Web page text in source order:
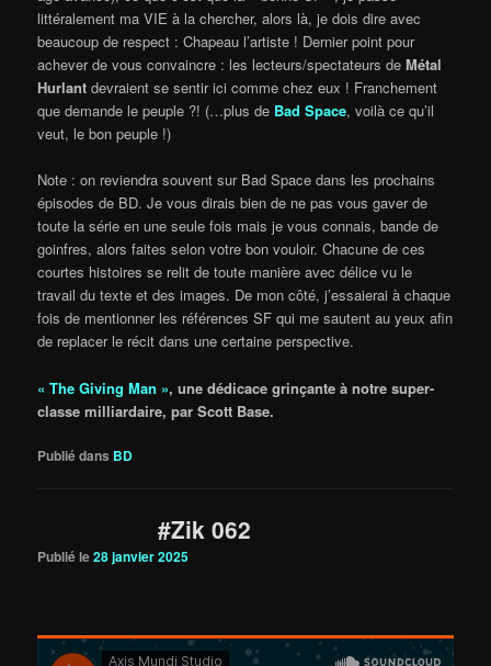
littéralement ma VIE à la chercher, alors là, je dois dire avec
beaucoup de respect : Chapeau l’artiste ! Dernier point pour
achever de vous convaincre : les lecteurs/spectateurs deMétal
Hurlant devraient se sentir ici comme chez eux ! Franchement
que demande le peuple ?! (…plus de Bad Space, voilà ce qu’il
veut, le bon peuple !)
Note : on reviendra souvent sur Bad Space dans les prochains
épisodes de BD. Je vous dirais bien de ne pas vous gaver de
toute la série en une seule fois mais je vous connais, bande de
goinfres, alors faites selon votre bon vouloir. Chacune de ces
courtes histoires se relit de toute manière avec délice vu le
travail du texte et des images. De mon côté, j’essaierai à chaque
fois de mentionner les références SF qui me sautent au yeux afin
de replacer le récit dans une certaine perspective.
« The Giving Man », une dédicace grinçante à notre super-
classe milliardaire, par Scott Base.
Publié dans BD
#Zik 062
Publié le28 janvier 2025